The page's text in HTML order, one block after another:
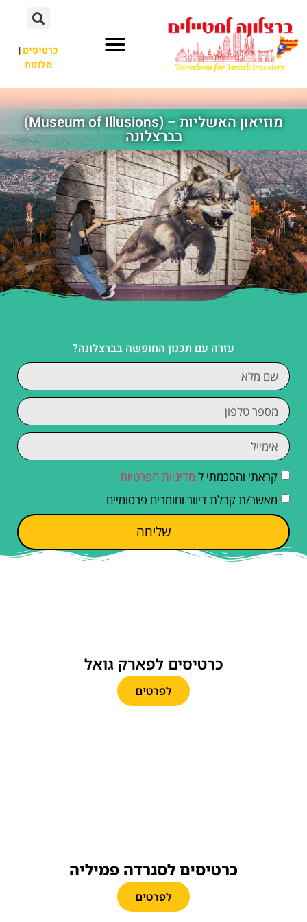
כרטיסים|
מלונות
מוזיאון האשליות – (Museum of Illusions)
בברצלונה
עזרה עם תכנון החופשה בברצלונה?
קראתי והסכמתי ל מדיניות הפרטיות
מאשר/ת קבלת דיוור וחומרים פרסומיים
שליחה
כרטיסים לפארק גואל
לפרטים
כרטיסים לסגרדה פמיליה
לפרטים